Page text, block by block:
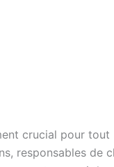
crucial pour tout
responsables de